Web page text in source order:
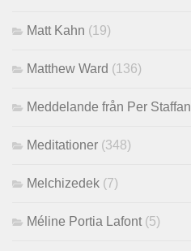
Matt Kahn (19)
Matthew Ward (136)
Meddelande från Per Staffan
Meditationer (348)
Melchizedek (7)
Méline Portia Lafont (5)